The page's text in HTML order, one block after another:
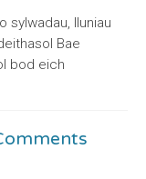
sylwadau, lluniau
Bae
bod eich